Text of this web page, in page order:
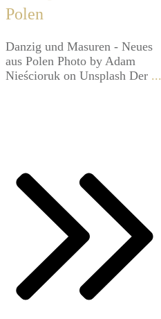
Polen
Danzig und Masuren - Neues
aus Polen Photo by Adam
Nieścioruk on Unsplash Der ...